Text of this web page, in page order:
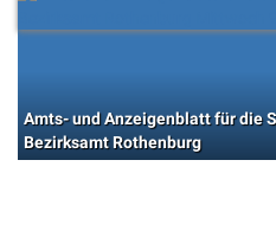
Amts- und Anzeigenblatt für die
Bezirksamt Rothenburg